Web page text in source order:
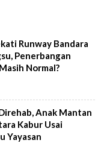
Runway Bandara
Penerbangan
Normal?
Anak Mantan
Kabur Usai
Yayasan